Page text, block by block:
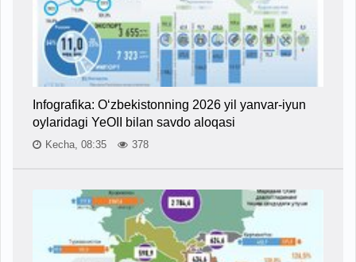
Infografika: O‘zbekistonning 2026 yil yanvar-iyun
oylaridagi YeOII bilan savdo aloqasi
Kecha, 08:35 378